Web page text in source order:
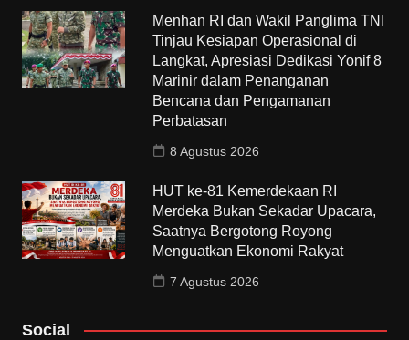
Menhan RI dan Wakil Panglima TNI
Tinjau Kesiapan Operasional di
Langkat, Apresiasi Dedikasi Yonif 8
Marinir dalam Penanganan
Bencana dan Pengamanan
Perbatasan
8 Agustus 2026
HUT ke-81 Kemerdekaan RI
Merdeka Bukan Sekadar Upacara,
Saatnya Bergotong Royong
Menguatkan Ekonomi Rakyat
7 Agustus 2026
Social